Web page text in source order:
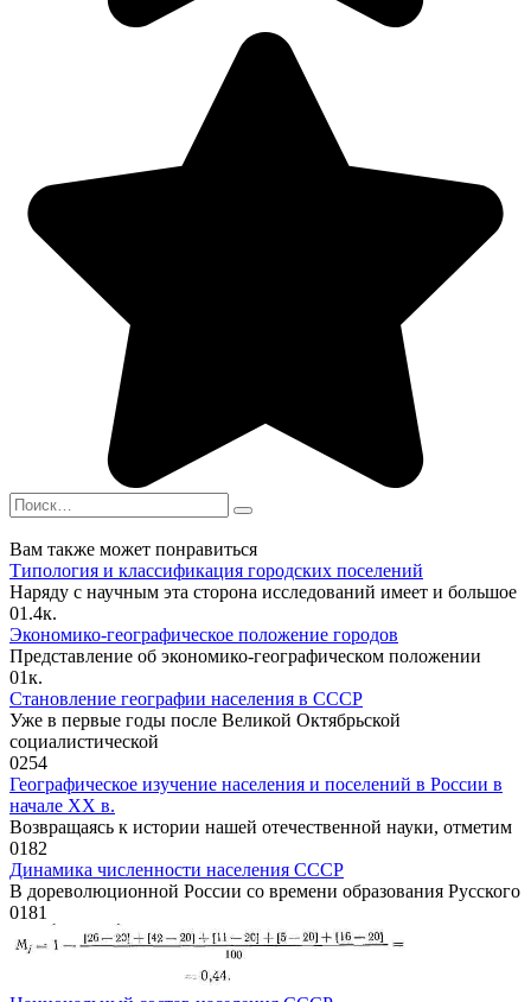
Search
for:
Вам также может понравиться
Типология и классификация городских поселений
Наряду с научным эта сторона исследований имеет и большое
01.4к.
Экономико-географическое положение городов
Представление об экономико-географическом положении
01к.
Становление географии населения в СССР
Уже в первые годы после Великой Октябрьской
социалистической
0254
Географическое изучение населения и поселений в России в
начале ХХ в.
Возвращаясь к истории нашей отечественной науки, отметим
0182
Динамика численности населения СССР
В дореволюционной России со времени образования Русского
0181